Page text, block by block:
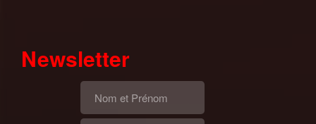
Newsletter